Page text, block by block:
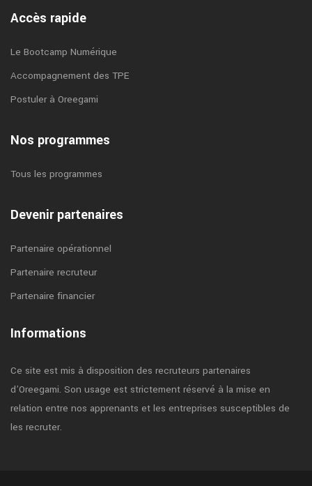
Accès rapide
Le Bootcamp Numérique
Accompagnement des TPE
Postuler à Oreegami
Nos programmes
Tous les programmes
Devenir partenaires
Partenaire opérationnel
Partenaire recruteur
Partenaire financier
Informations
Ce site est mis à disposition des recruteurs partenaires
d’Oreegami. Son usage est strictement réservé à la mise en
relation entre nos apprenants et les entreprises susceptibles de
les recruter.